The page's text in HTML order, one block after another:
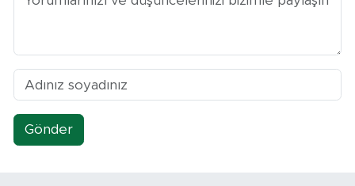
Gönder